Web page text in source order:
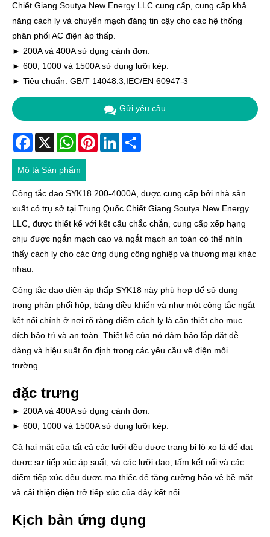
Chiết Giang Soutya New Energy LLC cung cấp, cung cấp khả
năng cách ly và chuyển mạch đáng tin cậy cho các hệ thống
phân phối AC điện áp thấp.
► 200A và 400A sử dụng cánh đơn.
► 600, 1000 và 1500A sử dụng lưỡi kép.
► Tiêu chuẩn: GB/T 14048.3,IEC/EN 60947-3
Gửi yêu cầu
Facebook
X WhatsAppPinterestLinkedIn
Mô tả Sản phẩm
Công tắc dao SYK18 200-4000A, được cung cấp bởi nhà sản
xuất có trụ sở tại Trung Quốc Chiết Giang Soutya New Energy
LLC, được thiết kế với kết cấu chắc chắn, cung cấp xếp hạng
chịu được ngắn mạch cao và ngắt mạch an toàn có thể nhìn
thấy cách ly cho các ứng dụng công nghiệp và thương mại khác
nhau.
Công tắc dao điện áp thấp SYK18 này phù hợp để sử dụng
trong phân phối hộp, bảng điều khiển và như một công tắc ngắt
kết nối chính ở nơi rõ ràng điểm cách ly là cần thiết cho mục
đích bảo trì và an toàn. Thiết kế của nó đảm bảo lắp đặt dễ
dàng và hiệu suất ổn định trong các yêu cầu về điện môi
trường.
đặc trưng
► 200A và 400A sử dụng cánh đơn.
► 600, 1000 và 1500A sử dụng lưỡi kép.
Cả hai mặt của tất cả các lưỡi đều được trang bị lò xo lá để đạt
được sự tiếp xúc áp suất, và các lưỡi dao, tấm kết nối và các
điểm tiếp xúc đều được mạ thiếc để tăng cường bảo vệ bề mặt
và cải thiện điện trở tiếp xúc của dây kết nối.
Kịch bản ứng dụng